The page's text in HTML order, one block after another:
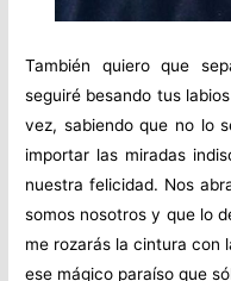
También quiero que
seguiré besando tus
vez, sabiendo que no lo
importar las miradas
nuestra felicidad. Nos
somos nosotros y que lo
me rozarás la cintura con
ese mágico paraíso que